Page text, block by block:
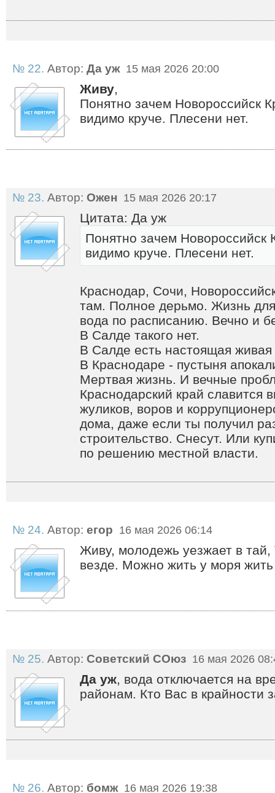
№ 22. Автор: Да уж 15 мая 2026 20:00
Живу,
Понятно зачем Новороссийск
видимо круче. Плесени нет.
№ 23. Автор: Ожен 15 мая 2026 20:17
Цитата: Да уж
Понятно зачем
видимо круче. Плесени нет.
Краснодар, Сочи,
там. Полное дерьмо. Жизнь
вода по расписанию. Вечно и
В Салде такого нет.
В Салде есть настоящая
В Краснодаре - пустыня
Мертвая жизнь. И вечные
Краснодарский край славится
жуликов, воров и
дома, даже если ты получил
строительство. Снесут. Или
по решению местной власти.
№ 24. Автор: егор 16 мая 2026 06:14
Живу, молодежь уезжает в
везде. Можно жить у моря
№ 25. Автор: Советский СОюз 16 мая 2026
Да уж, вода отключается на
районам. Кто Вас в крайности
№ 26. Автор: бомж 16 мая 2026 19:38